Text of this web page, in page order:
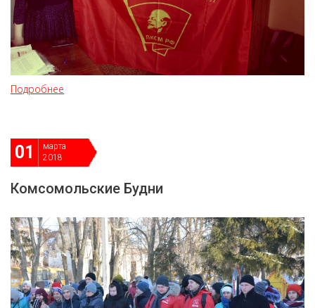
Подробнее
01
марта
2018
Комсомольские Будни